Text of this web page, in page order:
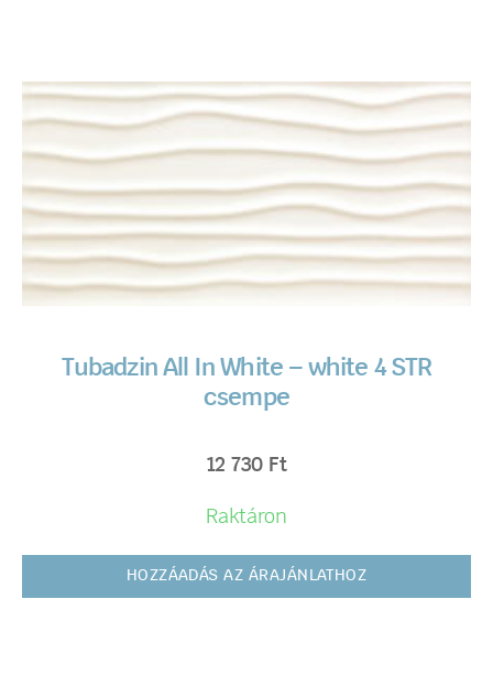
Tubadzin All In White – white 4 STR
csempe
12 730 Ft
Raktáron
HOZZÁADÁS AZ ÁRAJÁNLATHOZ